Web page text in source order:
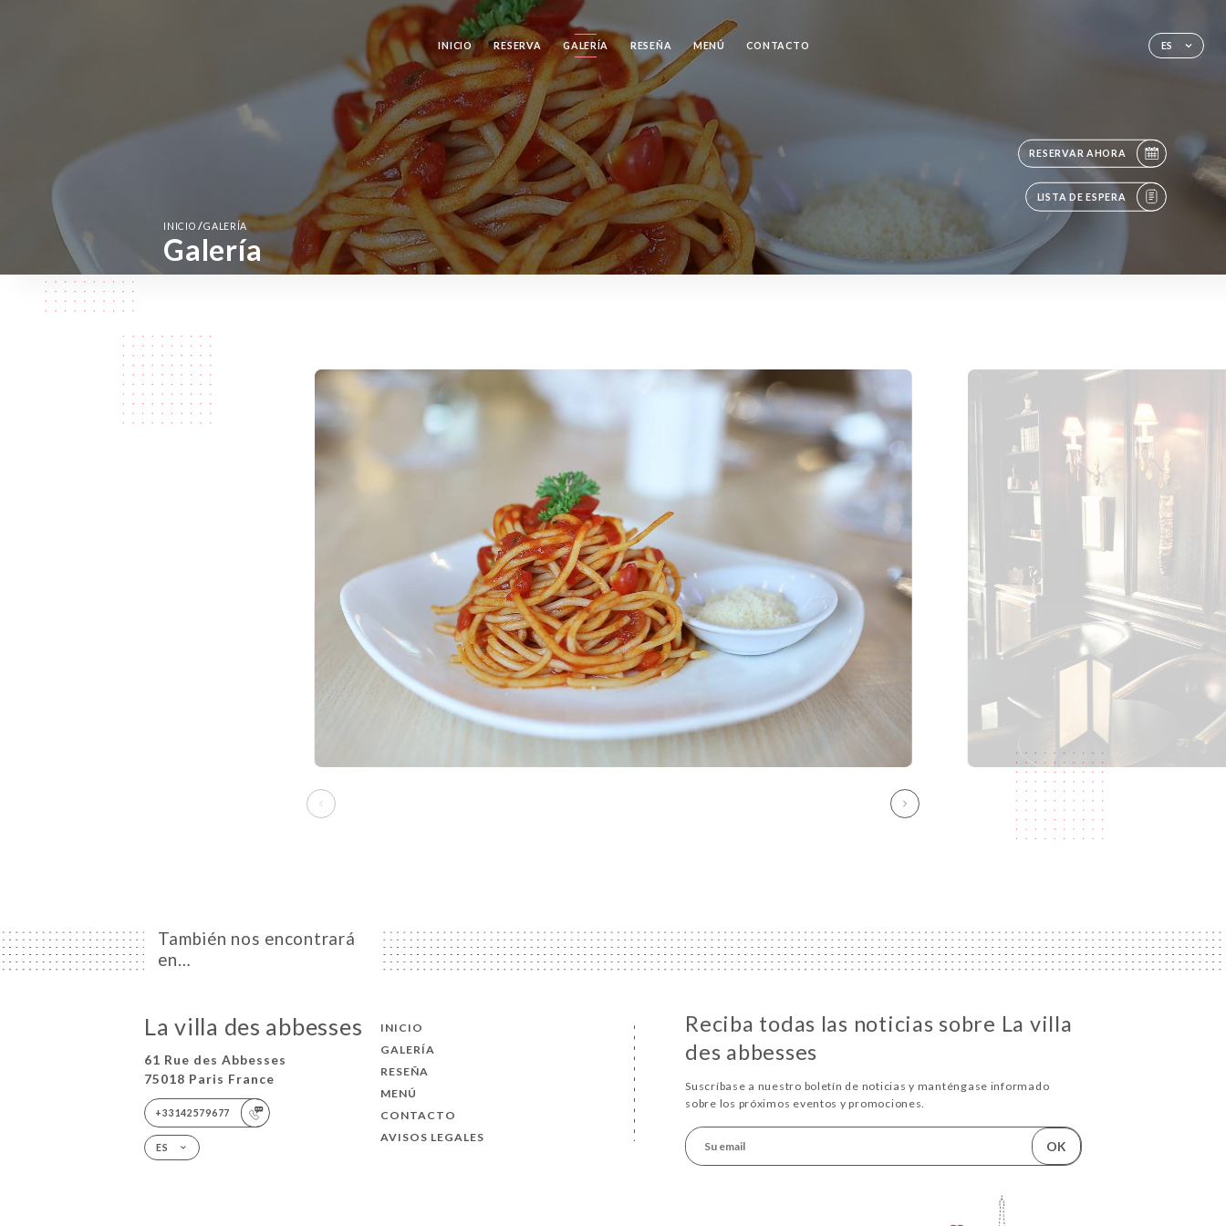
ES
INICIO RESERVA GALERÍA RESEÑA MENÚ CONTACTO
RESERVAR AHORA
LISTA DE ESPERA
INICIO/GALERÍA
Galería
También nos encontrará
en…
La villa des abbesses
61 Rue des Abbesses
75018 Paris France
+33142579677
ES
INICIO
GALERÍA
RESEÑA
MENÚ
CONTACTO
AVISOS LEGALES
Reciba todas las noticias sobre La villa
des abbesses
Suscríbase a nuestro boletín de noticias y manténgase informado
sobre los próximos eventos y promociones.
OK